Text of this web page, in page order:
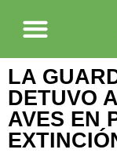
LA
DETUVO
AVES EN